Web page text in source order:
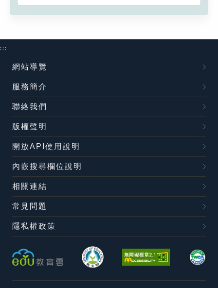
:::
網站導覽
服務簡介
聯絡我們
版權聲明
開放API使用說明
內嵌搜尋欄位說明
相關連結
常見問題
隱私權政策